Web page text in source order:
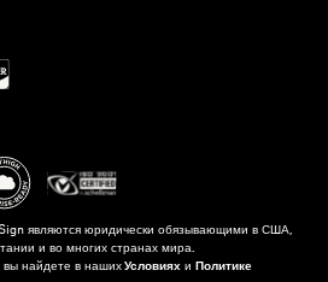
являются юридически обязывающими в США,
и во многих странах мира.
найдете в наших Условиях и Политике